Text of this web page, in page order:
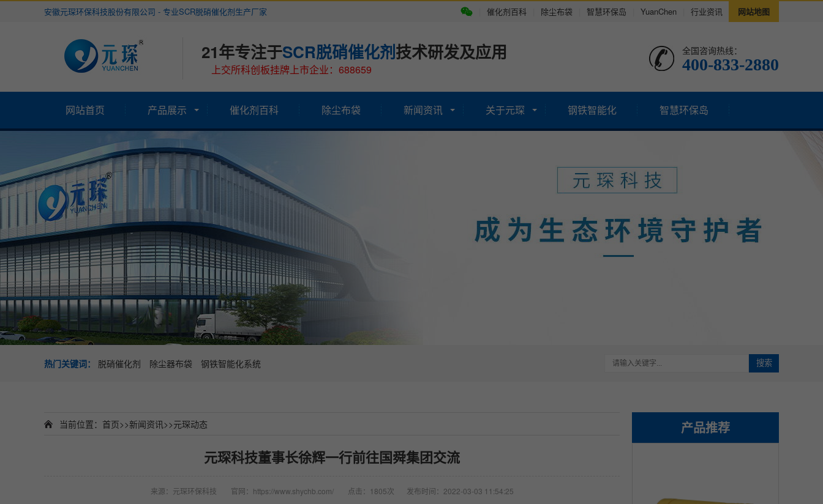
催化剂百科 除尘布袋 智慧环保岛 YuanChen 行业资讯 网站地图
安徽元琛环保科技股份有限公司 - 专业SCR脱硝催化剂生产厂家
21年专注于SCR脱硝催化剂技术研发及应用
上交所科创板挂牌上市企业：688659
400-833-2880
网站首页 产品展示 催化剂百科 除尘布袋 新闻资讯 关于元琛 钢铁智能化 智慧环保岛
热门关键词： 脱硝催化剂 除尘器布袋 钢铁智能化系统 搜索
产品推荐
当前位置： 首页>>新闻资讯>>元琛动态
元琛科技董事长徐辉一行前往国舜集团交流
来源：元琛环保科技 官网：https://www.shychb.com/ 点击：1805次 发布时间：2022-03-03 11:54:25